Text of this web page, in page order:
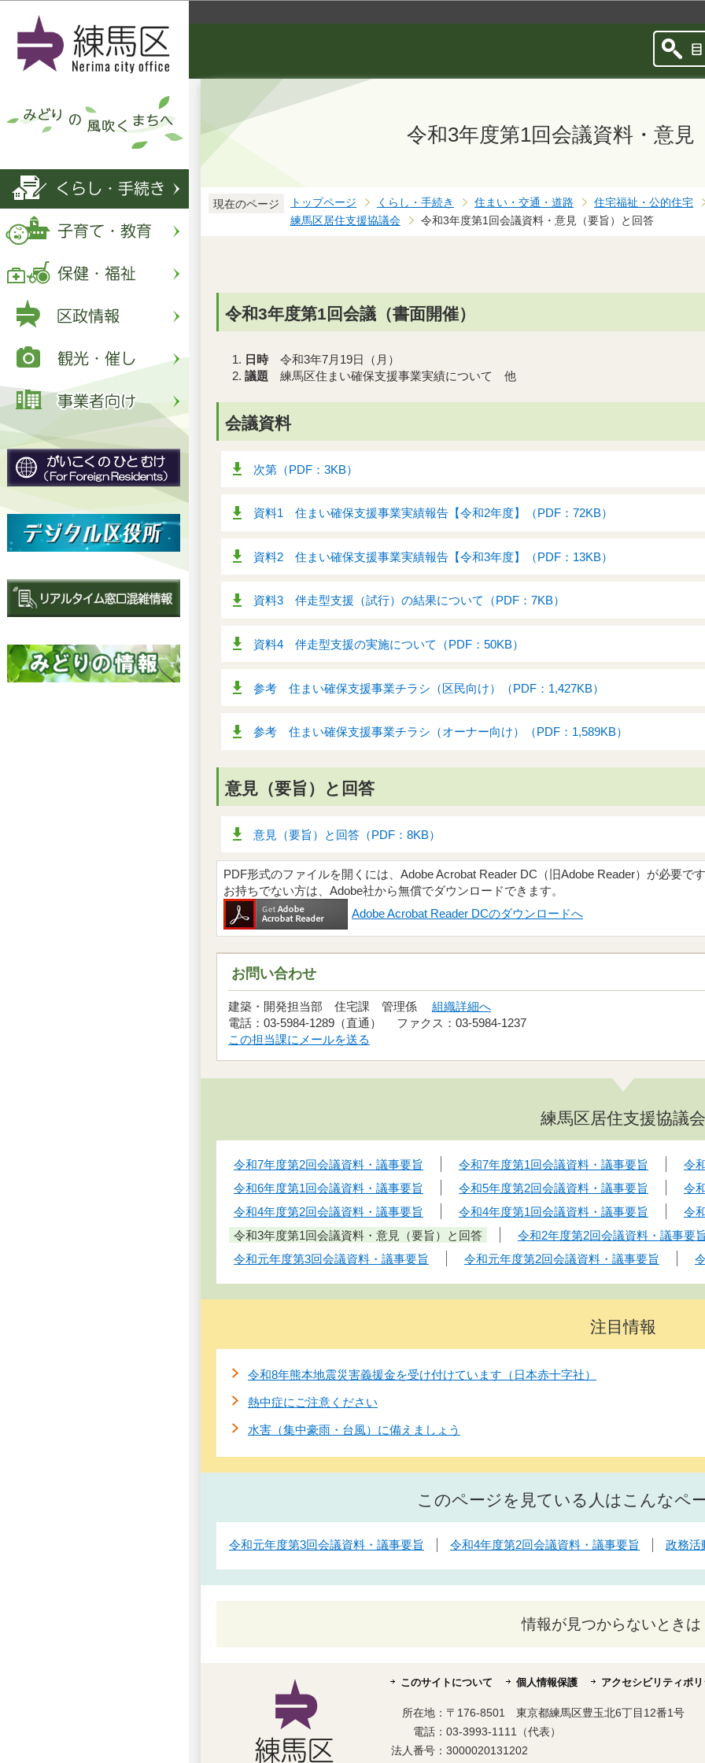
令和3年度第1回会議資料・意見
現在のページ トップページ くらし・手続き 住まい・交通・道路
住宅福祉・公的住宅
練馬区居住支援協議会
令和3年度第1回会議資料・意見（要旨）と回答
令和3年度第1回会議（書面開催）
日時令和3年7月19日（月）
議題 練馬区住まい確保支援事業実績について 他
会議資料
次第（PDF：3KB）
資料1 住まい確保支援事業実績報告【令和2年度】（PDF：72KB）
資料2 住まい確保支援事業実績報告【令和3年度】（PDF：13KB）
資料3 伴走型支援（試行）の結果について（PDF：7KB）
資料4 伴走型支援の実施について（PDF：50KB）
参考 住まい確保支援事業チラシ（区民向け）（PDF：1,427KB）
参考 住まい確保支援事業チラシ（オーナー向け）（PDF：1,589KB）
意見（要旨）と回答
意見（要旨）と回答（PDF：8KB）
PDF形式のファイルを開くには、Adobe Acrobat Reader DC（旧Adobe Reader）が必要で
お持ちでない方は、Adobe社から無償でダウンロードできます。
Adobe Acrobat Reader DCのダウンロードへ
お問い合わせ
建築・開発担当部 住宅課 管理係 組織詳細へ
電話：03-5984-1289（直通） ファクス：03-5984-1237
この担当課にメールを送る
練馬区居住支援協議会
令和7年度第2回会議資料・議事要旨 令和7年度第1回会議資料・議事要旨
令
令和6年度第1回会議資料・議事要旨
令和5年度第2回会議資料・議事要旨
令
令和4年度第2回会議資料・議事要旨
令和4年度第1回会議資料・議事要旨
令
令和3年度第1回会議資料・意見（要旨）と回答
令和2年度第2回会議資料・議事要
令和元年度第3回会議資料・議事要旨
令和元年度第2回会議資料・議事要旨
注目情報
令和8年熊本地震災害義援金を受け付けています（日本赤十字社）
熱中症にご注意ください
水害（集中豪雨・台風）に備えましょう
このページを見ている人はこんなペ
令和元年度第3回会議資料・議事要旨 令和4年度第2回会議資料・議事要旨 政務活
情報が見つからないときは
このサイトについて 個人情報保護 アクセシビリティポ
所在地： 〒176-8501 東京都練馬区豊玉北6丁目12番1号
電話： 03-3993-1111（代表）
法人番号： 3000020131202